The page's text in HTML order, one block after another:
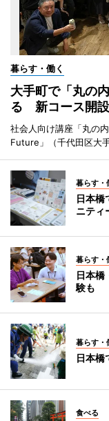
暮らす・働く
大手町で「丸の
る 新コース開
社会人向け講座「丸の
Future」（千代田区大
暮らす・
日本
ニティ
暮らす・
日本
験も
暮らす・
日本
食べる